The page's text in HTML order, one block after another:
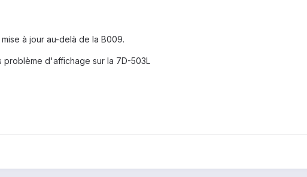
à jour au-delà de la B009.
problème d'affichage sur la 7D-503L